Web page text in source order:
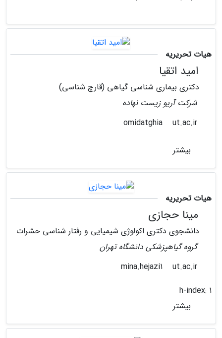
هیات تحریریه
امید اتقیا
دکتری بیماری شناسی گیاهی (قارچ شناسی)
شرکت آریو زیست نهاده
ut.ac.ir
بیشتر
هیات تحریریه
مینا حجازی
دانشجوی دکتری اکولوژی شیمیایی و رفتار شناسی حشرات
گروه گیاهپزشکی دانشگاه تهران
ut.ac.ir
h-index: 1
بیشتر